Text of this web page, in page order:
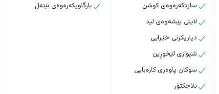
ساردکەرەوەی کوشن
لایتی پێشەوەی لید
دیاریکرنی خێرایی
شێوازی لێخوڕین
سوکان پاوەری کارەبایی
بلاجکتۆر
بارگاویکەرەوەی بێتەل